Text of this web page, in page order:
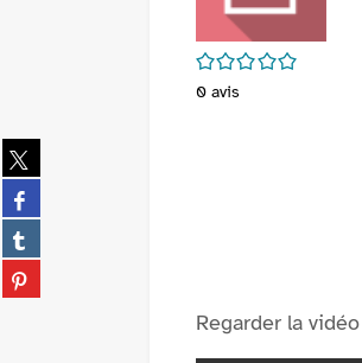
Partager
sur
twitter
(Nouvelle
fenêtre)
Partager
sur
facebook
(Nouvelle
fenêtre)
Partager
sur
tumblr
Partager
sur
/5
0 avis
Regarder la vidéo